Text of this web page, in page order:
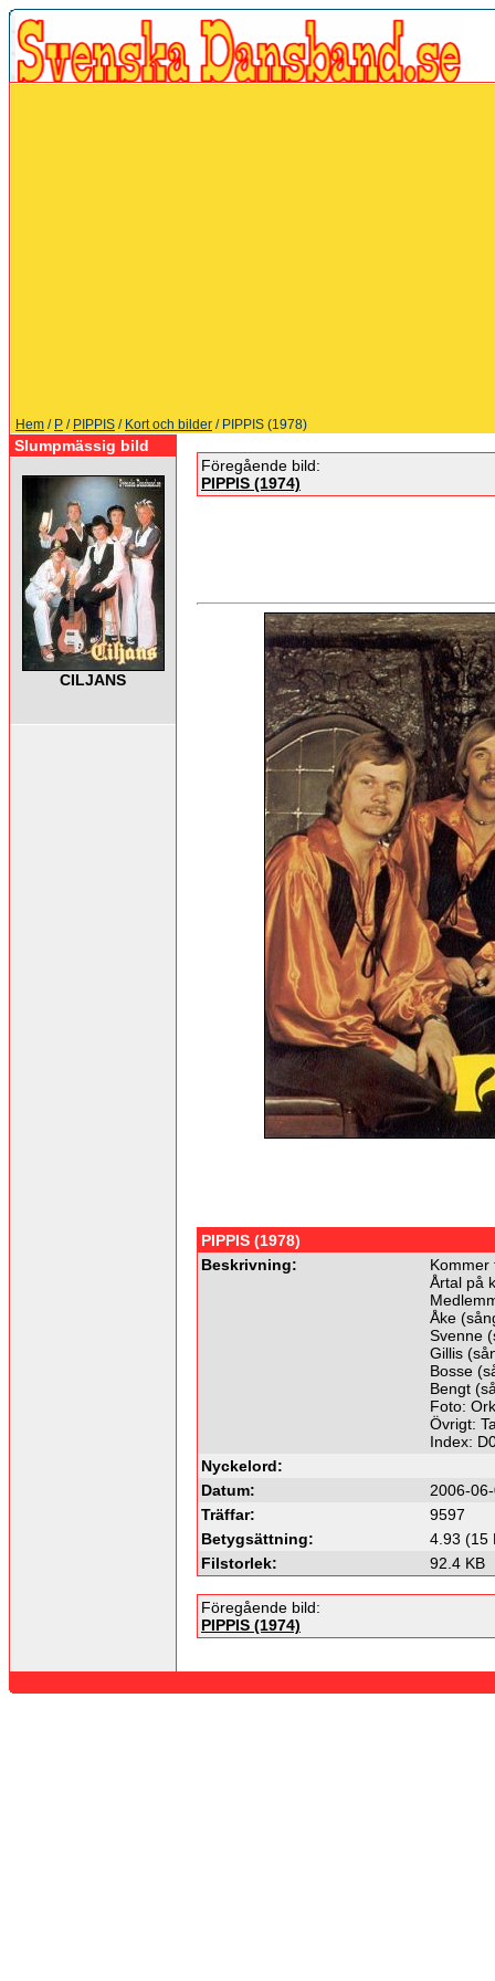
Hem / P / PIPPIS / Kort och bilder / PIPPIS (1978)
Slumpmässig bild
CILJANS
Föregående bild:
PIPPIS (1974)
PIPPIS (1978)
Beskrivning:
Kommer
Årtal på
Åke
Svenne
Gillis
Bosse
Bengt
Foto:
Övrigt:
Index:
Nyckelord:
Datum:
2006-
Träffar:
9597
Betygsättning:
4.93 (15
Filstorlek:
92.4 KB
Föregående bild:
PIPPIS (1974)